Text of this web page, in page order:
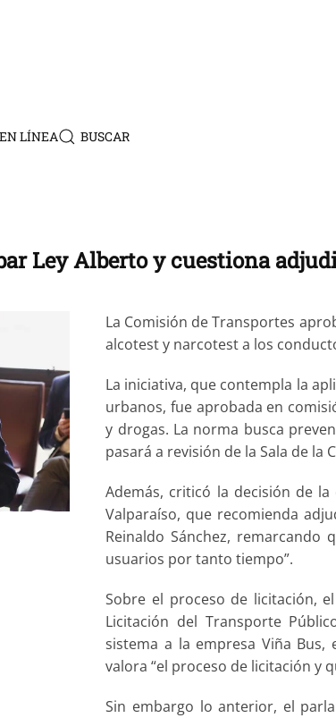
LÍNEA BUSCAR
Ley Alberto y cuestiona
La Comisión de Transportes
alcotest y narcotest a los
La iniciativa, que contempla la
urbanos, fue aprobada en
y drogas. La norma busca
pasará a revisión de la Sala de la
Además, criticó la decisión de
Valparaíso, que recomienda
Reinaldo Sánchez,
usuarios por tanto tiempo”.
Sobre el proceso de licitación,
Licitación del Transporte
sistema a la empresa Viña Bus,
valora “el proceso de licitación y
Sin embargo lo anterior, el